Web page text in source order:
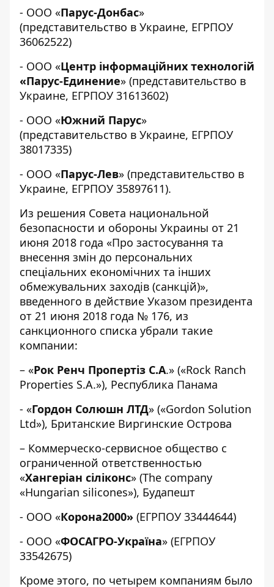
- ООО «Парус-Донбас»
(представительство в Украине, ЕГРПОУ
36062522)
- ООО «Центр інформаційних технологій
«Парус-Единение» (представительство в
Украине, ЕГРПОУ 31613602)
- ООО «Южний Парус»
(представительство в Украине, ЕГРПОУ
38017335)
- ООО «Парус-Лев» (представительство в
Украине, ЕГРПОУ 35897611).
Из решения Совета национальной
безопасности и обороны Украины от 21
июня 2018 года «Про застосування та
внесення змін до персональних
спеціальних економічних та інших
обмежувальних заходів (санкцій)»,
введенного в действие Указом президента
от 21 июня 2018 года № 176, из
санкционного списка убрали такие
компании:
– «Рок Ренч Пропертіз C.A.» («Rock Ranch
Properties S.A.»), Республика Панама
- «Гордон Солюшн ЛТД» («Gordon Solution
Ltd»), Британские Виргинские Острова
– Коммерческо-сервисное общество с
ограниченной ответственностью
«Хангеріан сіліконс» (The company
«Hungarian silicones»), Будапешт
- ООО «Корона2000» (ЕГРПОУ 33444644)
- ООО «ФОСАГРО-Україна» (ЕГРПОУ
33542675)
Кроме этого, по четырем компаниям было